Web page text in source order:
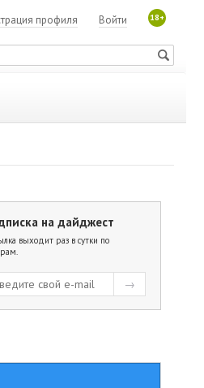
18+
Войти
профиля
на дайджест
выходит раз в сутки по